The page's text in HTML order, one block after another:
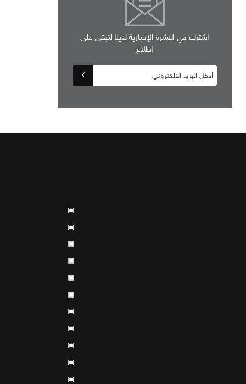
اشترك في النشرة الإخبارية لدينا لتبقى على
اطلاع
▣
▣
▣
▣
▣
▣
▣
▣
▣
▣
▣